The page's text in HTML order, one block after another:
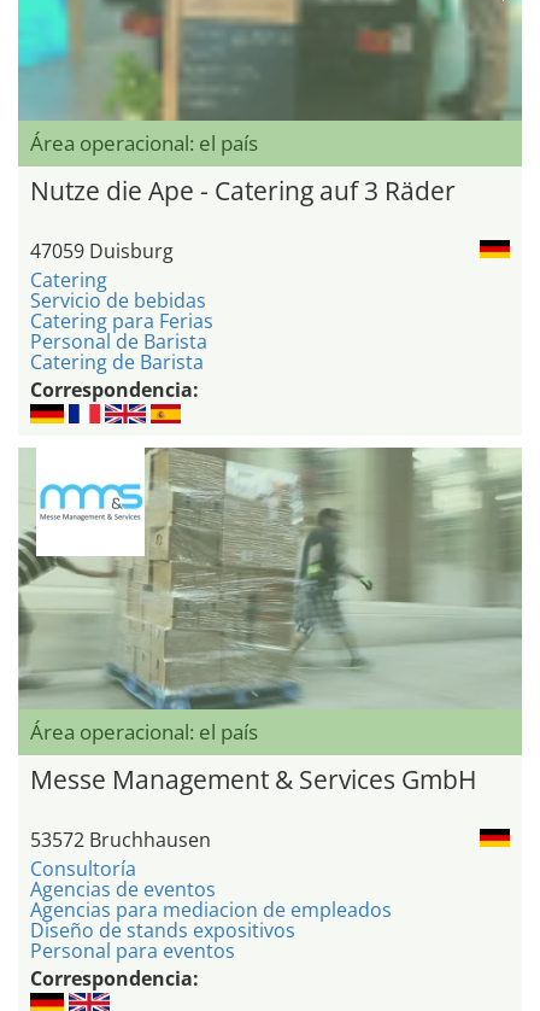
Área operacional: el país
Nutze die Ape - Catering auf 3 Räder
47059 Duisburg
Catering
Servicio de bebidas
Catering para Ferias
Personal de Barista
Catering de Barista
Correspondencia:
Área operacional: el país
Messe Management & Services GmbH
53572 Bruchhausen
Consultoría
Agencias de eventos
Agencias para mediacion de empleados
Diseño de stands expositivos
Personal para eventos
Correspondencia: